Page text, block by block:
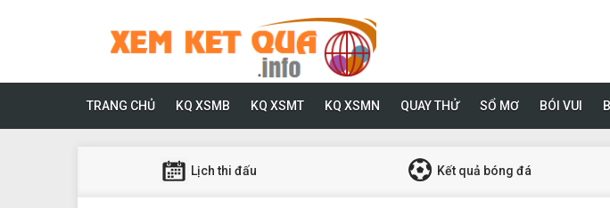
TRANG CHỦ KQ XSMB KQ XSMT KQ XSMN QUAY THỬ SỔ MƠ BÓI VUI
Lịch thi đấu Kết quả bóng đá